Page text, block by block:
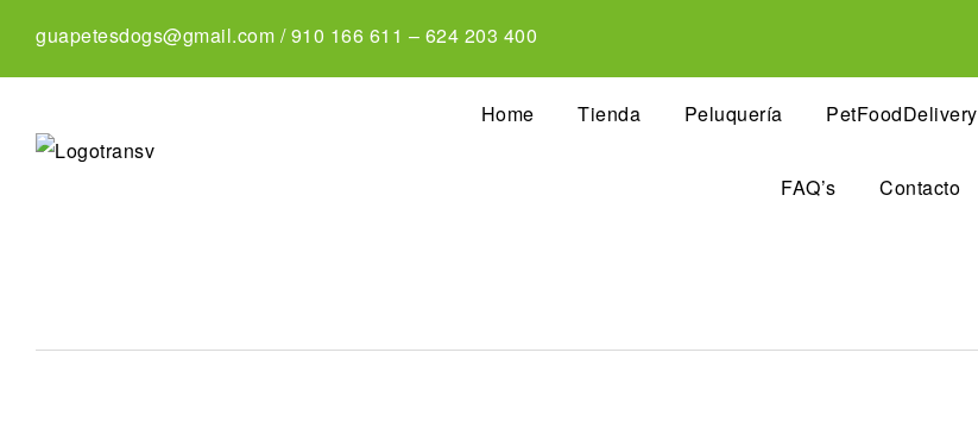
guapetesdogs@gmail.com /910 166 611 – 624 203 400
Home Tienda Peluquería PetFoodDelivery
FAQ’s Contacto